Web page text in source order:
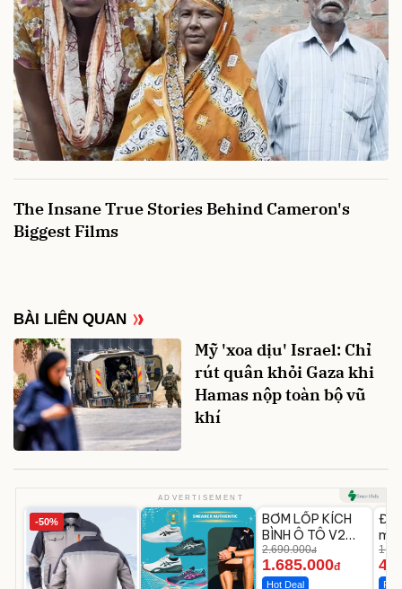
BÀI LIÊN QUAN
Mỹ 'xoa dịu' Israel: Chỉ
rút quân khỏi Gaza khi
Hamas nộp toàn bộ vũ
khí
ADVERTISEMENT
-50% -37%
BƠM LỐP KÍCH
BÌNH Ô TÔ V2
4IN1 Medicar
12.000mAh
2.690.000đ
1.685.000đ
Hot Deal